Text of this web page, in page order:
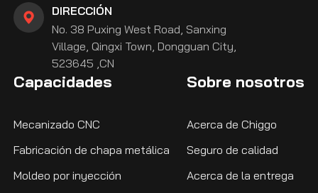
DIRECCIÓN
No. 38 Puxing West Road, Sanxing
Village, Qingxi Town, Dongguan City,
523645 ,CN
Capacidades
Mecanizado CNC
Fabricación de chapa metálica
Moldeo por inyección
Sobre nosotros
Acerca de Chiggo
Seguro de calidad
Acerca de la entrega